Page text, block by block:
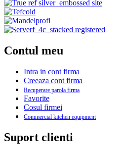
Contul meu
Intra in cont firma
Creeaza cont firma
Recuperare parola firma
Favorite
Cosul firmei
Commercial kitchen equipment
Suport clienti